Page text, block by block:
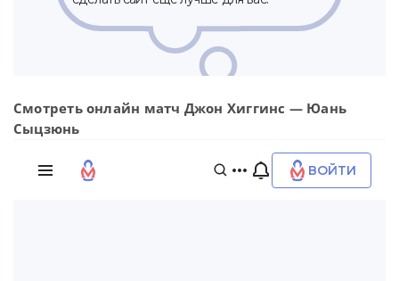
Смотреть онлайн матч Джон Хиггинс — Юань
Сыцзюнь